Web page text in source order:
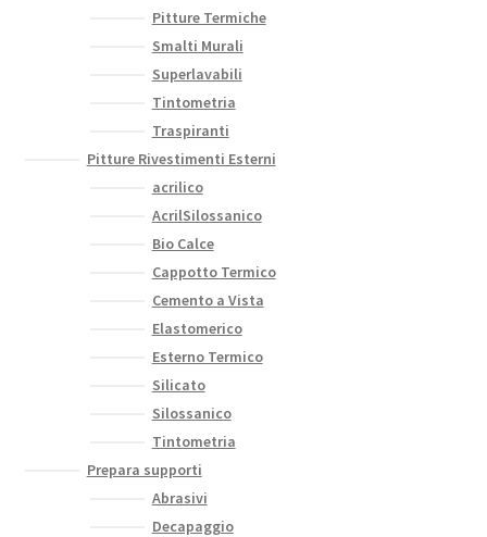
Pitture Termiche
Smalti Murali
Superlavabili
Tintometria
Traspiranti
Pitture Rivestimenti Esterni
acrilico
AcrilSilossanico
Bio Calce
Cappotto Termico
Cemento a Vista
Elastomerico
Esterno Termico
Silicato
Silossanico
Tintometria
Prepara supporti
Abrasivi
Decapaggio